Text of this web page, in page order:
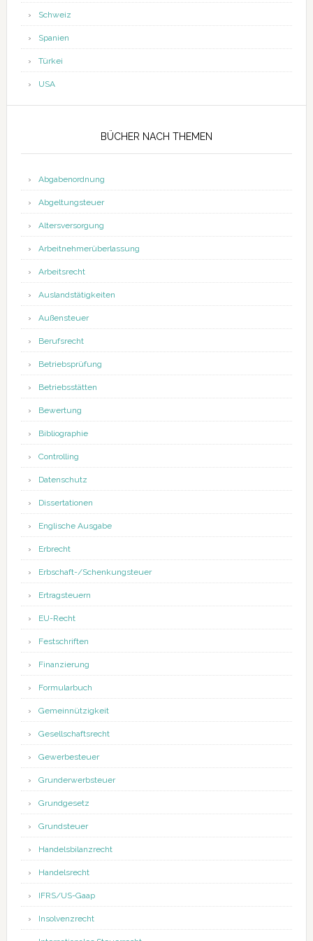
Schweiz
Spanien
Türkei
USA
BÜCHER NACH THEMEN
Abgabenordnung
Abgeltungsteuer
Altersversorgung
Arbeitnehmerüberlassung
Arbeitsrecht
Auslandstätigkeiten
Außensteuer
Berufsrecht
Betriebsprüfung
Betriebsstätten
Bewertung
Bibliographie
Controlling
Datenschutz
Dissertationen
Englische Ausgabe
Erbrecht
Erbschaft-/Schenkungsteuer
Ertragsteuern
EU-Recht
Festschriften
Finanzierung
Formularbuch
Gemeinnützigkeit
Gesellschaftsrecht
Gewerbesteuer
Grunderwerbsteuer
Grundgesetz
Grundsteuer
Handelsbilanzrecht
Handelsrecht
IFRS/US-Gaap
Insolvenzrecht